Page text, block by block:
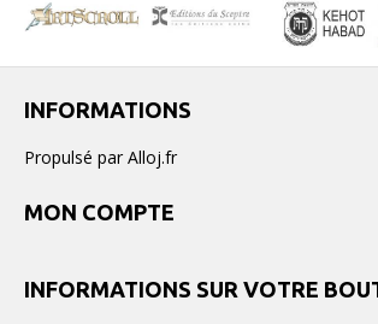
INFORMATIONS
Propulsé par Alloj.fr
MON COMPTE
INFORMATIONS SUR VOTRE